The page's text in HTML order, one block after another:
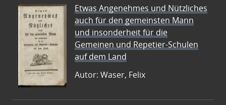
Etwas Angenehmes und Nützliches
auch für den gemeinsten Mann
und insonderheit für die
Gemeinen und Repetier-Schulen
auf dem Land
Autor: Waser, Felix